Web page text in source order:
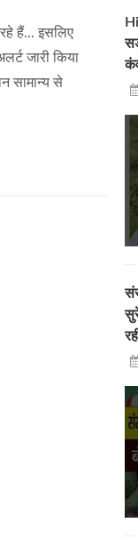
हैं... इसलिए
जारी किया
सामान्य से